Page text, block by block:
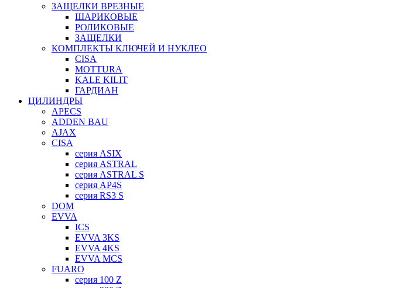
ЗАЩЕЛКИ ВРЕЗНЫЕ
ШАРИКОВЫЕ
РОЛИКОВЫЕ
ЗАЩЕЛКИ
КОМПЛЕКТЫ КЛЮЧЕЙ И НУКЛЕО
CISA
MOTTURA
KALE KILIT
ГАРДИАН
ЦИЛИНДРЫ
APECS
ADDEN BAU
AJAX
CISA
серия ASIX
серия ASTRAL
серия ASTRAL S
серия AP4S
серия RS3 S
DOM
EVVA
ICS
EVVA 3KS
EVVA 4KS
EVVA MCS
FUARO
серия 100 Z